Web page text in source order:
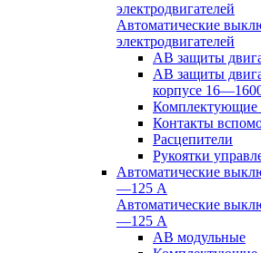
электродвигателей
Автоматические
электродвигателей
АВ защиты
АВ защиты
корпусе
Комплектующие
Контакты
Расцепители
Рукоятки
Автоматические
—125 А
Автоматические
—125 А
АВ модульные